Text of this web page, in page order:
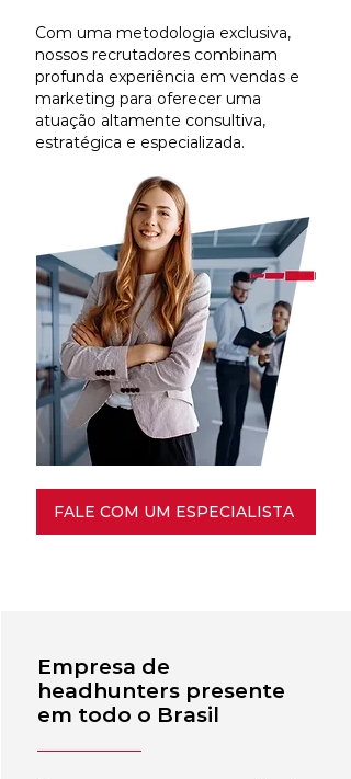
Com uma metodologia exclusiva,
nossos recrutadores combinam
profunda experiência em vendas e
marketing para oferecer uma
atuação altamente consultiva,
estratégica e especializada.
FALE COM UM ESPECIALISTA
Empresa de
headhunters presente
em todo o Brasil